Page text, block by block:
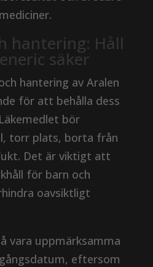
hantering: Håll
säker
hantering av Aralen
för att behålla dess
bör
torr plats, borta från
Det är viktigt att
för barn och
oavsiktligt
vara uppmärksamma
eftersom